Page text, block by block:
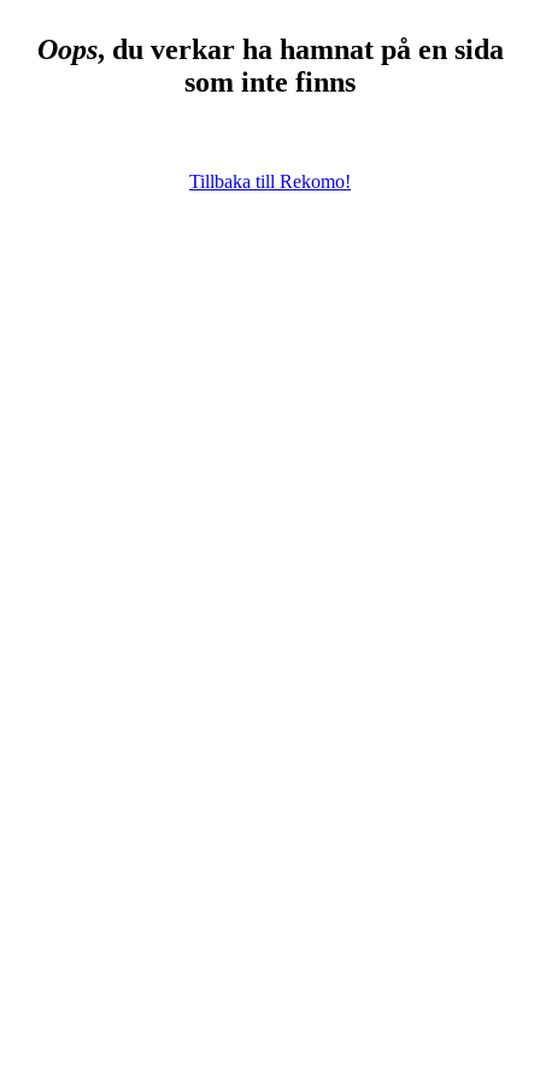
Oops, du verkar ha hamnat på en sida
som inte finns
Tillbaka till Rekomo!